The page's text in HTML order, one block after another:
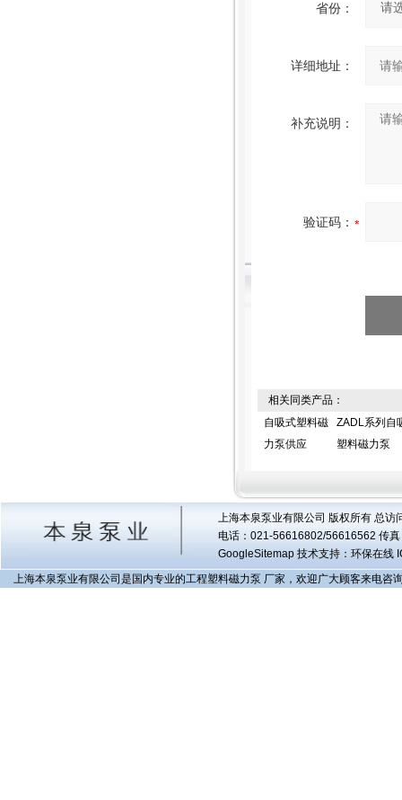
省份：
详细地址：
补充说明：
验证码：
相关同类产品：
自吸式塑料磁
力泵供应
ZADL系列自
塑料磁力泵
上海本泉泵业有限公司 版权所有 总访
电话：021-56616802/56616562 传
GoogleSitemap技术支持：环保在线
上海本泉泵业有限公司是国内专业的工程塑料磁力泵 厂家，欢迎广大顾客来电咨